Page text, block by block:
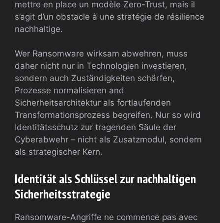
mettre en place un modèle Zero-Trust, mais il
s’agit d’un obstacle à une stratégie de résilience
nachhaltige.
Wer Ransomware wirksam abwehren, muss
daher nicht nur in Technologien investieren,
sondern auch Zuständigkeiten schärfen,
Prozesse normalisieren and
Sicherheitsarchitektur als fortlaufenden
Transformationsprozess begreifen. Nur so wird
Identitätsschutz zur tragenden Säule der
Cyberabwehr – nicht als Zusatzmodul, sondern
als strategischer Kern.
Identität als Schlüssel zur nachhaltigen
Sicherheitsstrategie
Ransomware-Angriffe ne commence pas avec